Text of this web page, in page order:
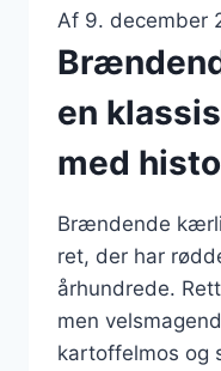
Af 9. december
en
med
Brændende
ret, der har
århundrede.
men
kartoffelmos og